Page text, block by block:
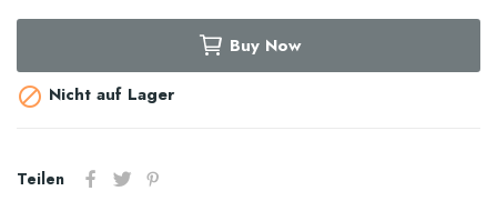
Buy Now
 Nicht auf Lager
Teilen